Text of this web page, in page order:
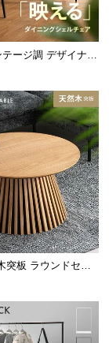
ージ調 デザイナー
突板 ラウンドセン
しい格子デザイン